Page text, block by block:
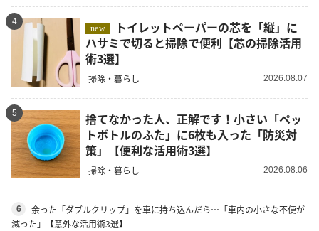
4
new
ハサミで切ると掃除で便利【芯の掃除活用
術3選】
掃除・暮らし 2026.08.07
5
捨てなかった人、正解です！小さい「ペッ
トボトルのふた」に6枚も入った「防災対
策」【便利な活用術3選】
掃除・暮らし 2026.08.06
6
余った「ダブルクリップ」を車に持ち込んだら…「車内の小さな不便が
減った」【意外な活用術3選】